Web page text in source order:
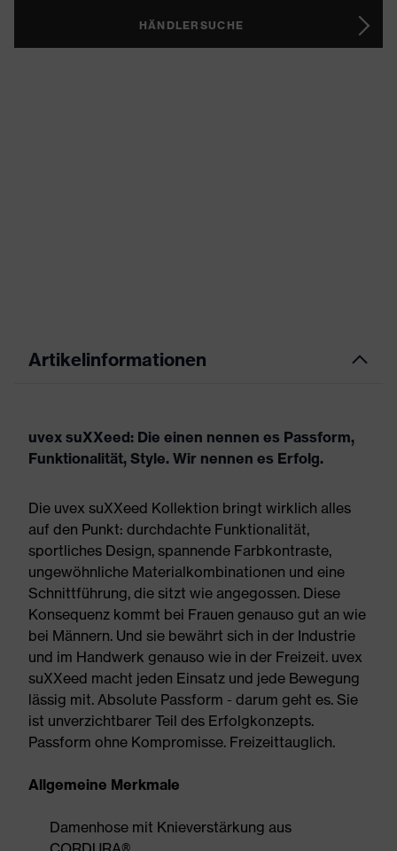
HÄNDLERSUCHE
Artikelinformationen
uvex suXXeed: Die einen nennen es Passform,
Funktionalität, Style. Wir nennen es Erfolg.
Die uvex suXXeed Kollektion bringt wirklich alles
auf den Punkt: durchdachte Funktionalität,
sportliches Design, spannende Farbkontraste,
ungewöhnliche Materialkombinationen und eine
Schnittführung, die sitzt wie angegossen. Diese
Konsequenz kommt bei Frauen genauso gut an wie
bei Männern. Und sie bewährt sich in der Industrie
und im Handwerk genauso wie in der Freizeit. uvex
suXXeed macht jeden Einsatz und jede Bewegung
lässig mit. Absolute Passform - darum geht es. Sie
ist unverzichtbarer Teil des Erfolgkonzepts.
Passform ohne Kompromisse. Freizeittauglich.
Allgemeine Merkmale
Damenhose mit Knieverstärkung aus